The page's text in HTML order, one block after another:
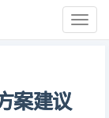
展
开
案建议